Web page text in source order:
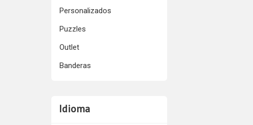
Personalizados
Puzzles
Outlet
Banderas
Idioma